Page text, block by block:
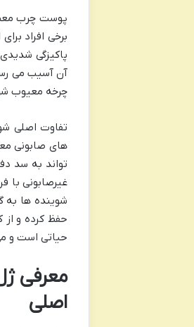
پوست چرب
برخی افراد
پاکیزگی
آن آسیب می
چرخه معیوب
تواند به سد
شوینده ها به
حفظ کرده و
حیاتی است و
معرفی
اصلی